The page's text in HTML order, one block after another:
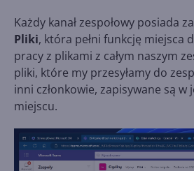
Każdy kanał zespołowy posiada
Pliki, która pełni funkcję miejsca
pracy z plikami z całym naszym
pliki, które my przesyłamy do
inni członkowie, zapisywane są
miejscu.